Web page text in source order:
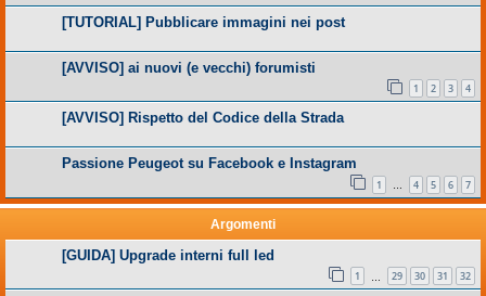
[TUTORIAL] Pubblicare immagini nei post
[AVVISO] ai nuovi (e vecchi) forumisti
1 2 3 4
[AVVISO] Rispetto del Codice della Strada
Passione Peugeot su Facebook e Instagram
1 … 4 5 6 7
Argomenti
[GUIDA] Upgrade interni full led
1 29 30 31 32